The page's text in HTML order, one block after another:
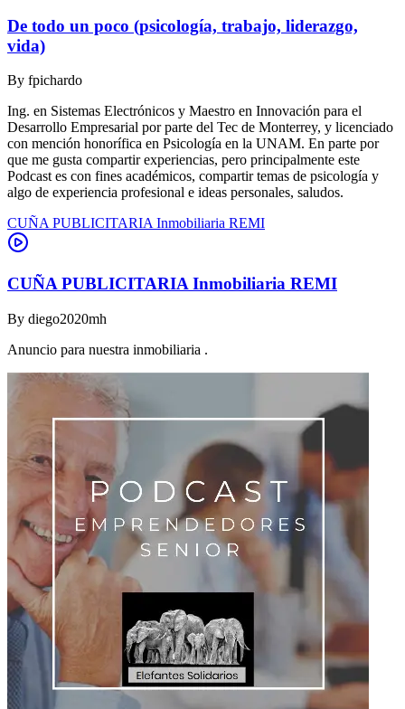
De todo un poco (psicología, trabajo, liderazgo,
vida)
By fpichardo
Ing. en Sistemas Electrónicos y Maestro en Innovación para el
Desarrollo Empresarial por parte del Tec de Monterrey, y licenciado
con mención honorífica en Psicología en la UNAM. En parte por
que me gusta compartir experiencias, pero principalmente este
Podcast es con fines académicos, compartir temas de psicología y
algo de experiencia profesional e ideas personales, saludos.
CUÑA PUBLICITARIA Inmobiliaria REMI
CUÑA PUBLICITARIA Inmobiliaria REMI
By diego2020mh
Anuncio para nuestra inmobiliaria .